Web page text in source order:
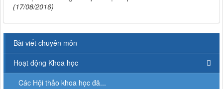
(17/08/2016)
Bài viết chuyên môn
Hoạt động Khoa học
Các Hội thảo khoa học đã...